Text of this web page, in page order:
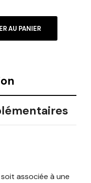
AU PANIER
associée à une